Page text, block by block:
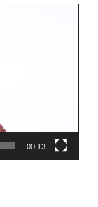
00:13